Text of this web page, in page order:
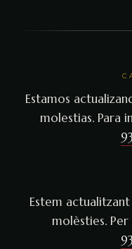
Estamos
molestias. Para
Estem
molèsties.